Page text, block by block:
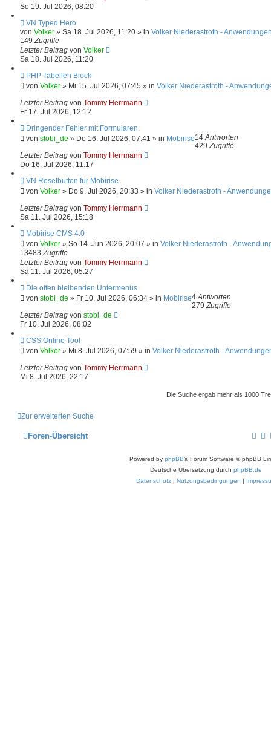
g
r
B
e
t
a
g
So 19. Jul 2026, 08:20
N
e
u
e
r
B
e
a
g
VN Typed Hero
von Volker » Sa 18. Jul 2026, 11:20 » in Volker Niederastroth -
149Zugriffe
Letzter Beitrag von Volker
Sa 18. Jul 2026, 11:20
N
e
u
e
r
B
e
a
g
PHP Tabellen Block
von Volker » Mi 15. Jul 2026, 07:45 » in Volker Niederastroth -
Letzter Beitrag von Tommy Herrmann
Fr 17. Jul 2026, 12:12
N
e
u
e
r
B
e
a
g
Dringender Fehler mit Formularen.
von stobi_de » Do 16. Jul 2026, 07:41 » in Mobirise14Antworten
429Zugriffe
Letzter Beitrag von Tommy Herrmann
Do 16. Jul 2026, 11:17
N
e
u
e
r
B
e
r
a
g
VN Resetbutton für Mobirise
von Volker » Do 9. Jul 2026, 20:33 » in Volker Niederastroth -
Letzter Beitrag von Tommy Herrmann
Sa 11. Jul 2026, 15:18
N
e
u
e
r
B
a
g
Mobirise CMS 4.0
von Volker » So 14. Jun 2026, 20:07 » in Volker Niederastroth -
13483Zugriffe
Letzter Beitrag von Tommy Herrmann
Sa 11. Jul 2026, 05:27
N
e
u
e
r
B
e
a
g
Die offen bleibenden Untermenüs
von stobi_de » Fr 10. Jul 2026, 06:34 » in Mobirise4Antworten
279Zugriffe
Letzter Beitrag von stobi_de
Fr 10. Jul 2026, 08:02
N
e
u
e
r
B
r
g
CSS Online Tool
von Volker » Mi 8. Jul 2026, 07:59 » in Volker Niederastroth -
Letzter Beitrag von Tommy Herrmann
Mi 8. Jul 2026, 22:17
Die Suche ergab mehr als 1000
Zur erweiterten Suche
Foren-Übersicht
Powered by phpBB® Forum Software © phpBB
Deutsche Übersetzung durch phpBB.de
Datenschutz | Nutzungsbedingungen |